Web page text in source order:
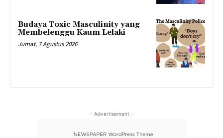
Budaya Toxic Masculinity yang
Membelenggu Kaum Lelaki
Jumat, 7 Agustus 2026
- Advertisement -